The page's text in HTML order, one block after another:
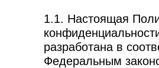
1.1. Настоящая
разработана в
Федеральным